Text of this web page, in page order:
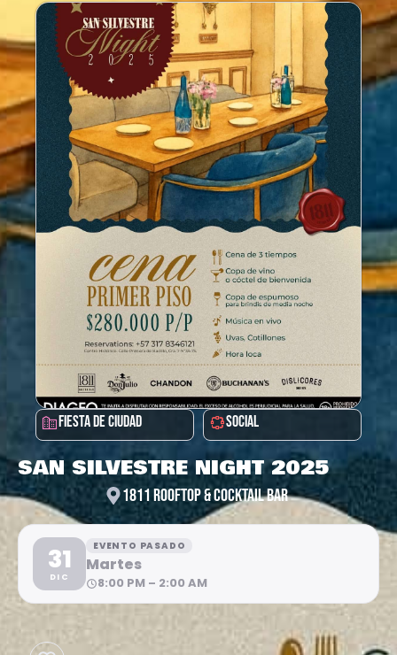
FIESTA DE CIUDAD SOCIAL
SAN SILVESTRE NIGHT 2025
1811 ROOFTOP & COCKTAIL BAR
31
DIC
EVENTO PASADO
Martes
8:00 PM – 2:00 AM